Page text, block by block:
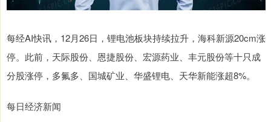
每经AI快讯，12月26日，锂电池板块持续拉升，海科新源20cm涨
停。此前，天际股份、恩捷股份、宏源药业、丰元股份等十只成
分股涨停，多氟多、国城矿业、华盛锂电、天华新能涨超8%。
每日经济新闻